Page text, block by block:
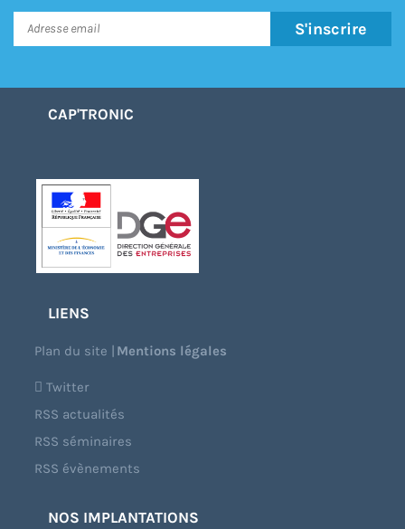
S'inscrire
CAP'TRONIC
LIENS
Plan du site |Mentions légales
Twitter
RSS actualités
RSS séminaires
RSS évènements
NOS IMPLANTATIONS